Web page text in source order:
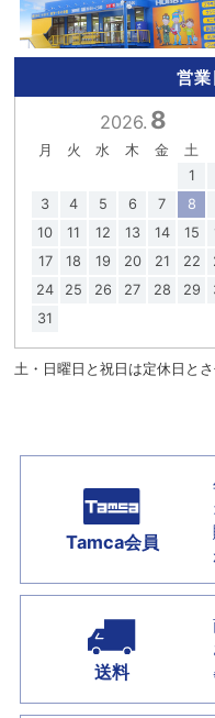
営
2026. 8
月 火 水 木 金 土
1
3
4 5 6 7 8
10
11 12 13 14 15
17
18 19 20 21 22
24
25 26 27 28 29
31
土・日曜日と祝日は定休日と
Tamca会員
送料